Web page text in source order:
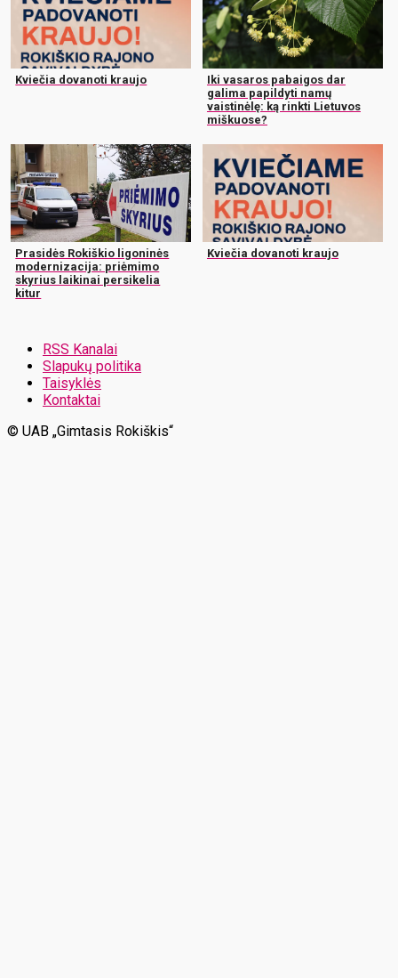
Kviečia dovanoti kraujo
Iki vasaros pabaigos dar
galima papildyti namų
vaistinėlę: ką rinkti Lietuvos
miškuose?
Prasidės Rokiškio ligoninės
modernizacija: priėmimo
skyrius laikinai persikelia
kitur
Kviečia dovanoti kraujo
RSS Kanalai
Slapukų politika
Taisyklės
Kontaktai
© UAB „Gimtasis Rokiškis“